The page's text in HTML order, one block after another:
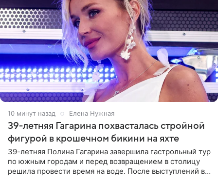
10 минут назад Елена Нужная
39-летняя Гагарина похвасталась стройной
фигурой в крошечном бикини на яхте
39-летняя Полина Гагарина завершила гастрольный тур
по южным городам и перед возвращением в столицу
решила провести время на воде. После выступлений в